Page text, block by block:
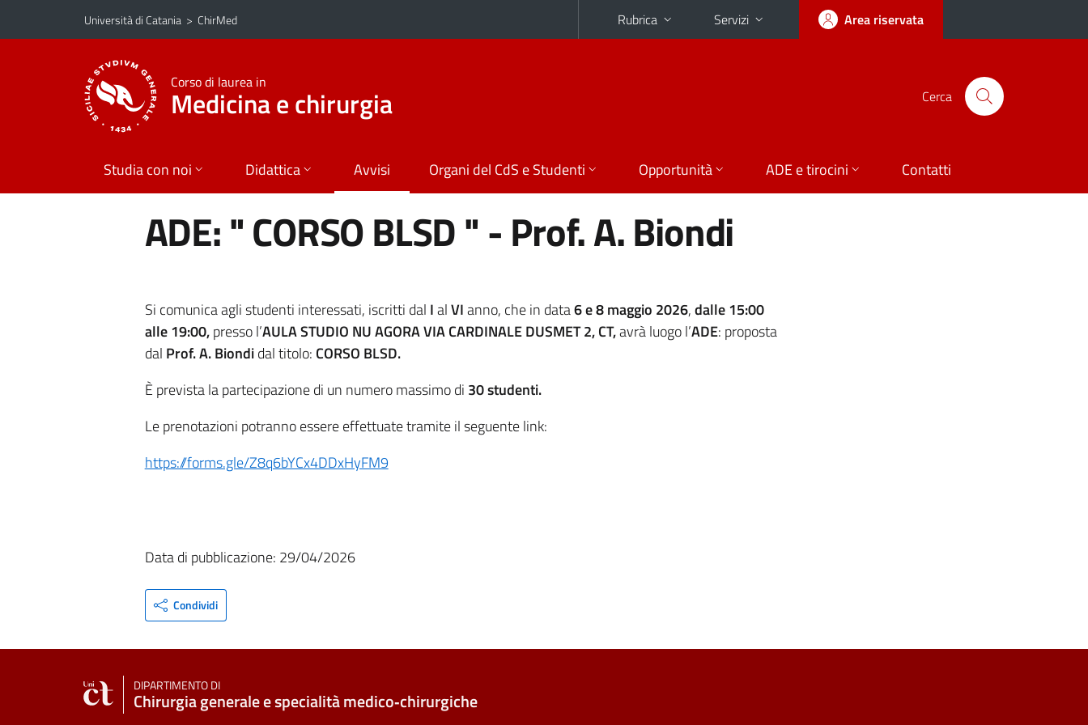
Vai al contenuto principale
Vai al menu di navigazione
Università di Catania > ChirMed Rubrica Servizi Area riservata
Corso di laurea in
Medicina e chirurgia Cerca
Studia con noi Didattica Avvisi Organi del CdS e Studenti Opportunità ADE e tirocini Contatti
ADE: " CORSO BLSD " - Prof. A. Biondi
Si comunica agli studenti interessati, iscritti dal IalVIanno, che in data6 e 8 maggio 2026,dalle 15:00
alle 19:00,presso l’AULA STUDIO NU AGORA VIA CARDINALE DUSMET 2, CT,avrà luogo l’ADE: proposta
dal Prof. A. Biondidal titolo: CORSO BLSD.
È prevista la partecipazione di un numero massimo di 30studenti.
Le prenotazioni potranno essere effettuate tramite il seguente link:
https://forms.gle/Z8q6bYCx4DDxHyFM9
Data di pubblicazione: 29/04/2026
Condividi
DIPARTIMENTO DI
Chirurgia generale e specialità medico‑chirurgiche